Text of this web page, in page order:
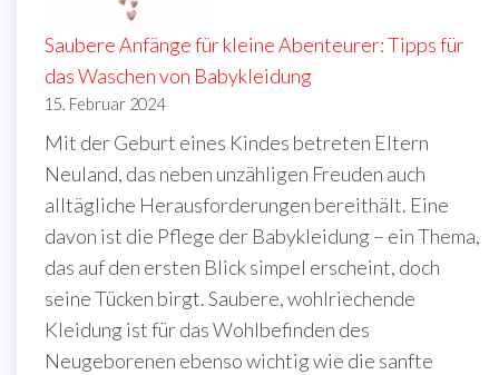
Saubere Anfänge für kleine Abenteurer: Tipps für
das Waschen von Babykleidung
15. Februar 2024
Mit der Geburt eines Kindes betreten Eltern
Neuland, das neben unzähligen Freuden auch
alltägliche Herausforderungen bereithält. Eine
davon ist die Pflege der Babykleidung – ein Thema,
das auf den ersten Blick simpel erscheint, doch
seine Tücken birgt. Saubere, wohlriechende
Kleidung ist für das Wohlbefinden des
Neugeborenen ebenso wichtig wie die sanfte